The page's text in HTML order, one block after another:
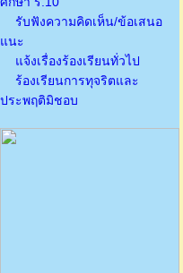
รับฟังความคิดเห็น/ข้อเสนอ
แนะ
แจ้งเรื่องร้องเรียนทั่วไป
ร้องเรียนการทุจริตและ
ประพฤติมิชอบ